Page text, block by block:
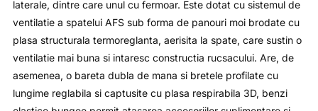
laterale, dintre care unul cu fermoar. Este dotat cu sistemul de
ventilatie a spatelui AFS sub forma de panouri moi brodate cu
plasa structurala termoreglanta, aerisita la spate, care sustin o
ventilatie mai buna si intaresc constructia rucsacului. Are, de
asemenea, o bareta dubla de mana si bretele profilate cu
lungime reglabila si captusite cu plasa respirabila 3D, benzi